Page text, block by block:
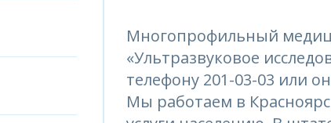
Многопрофильный
«Ультразвуковое
телефону 201-03-03 или
Мы работаем в